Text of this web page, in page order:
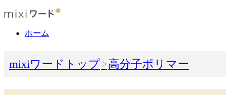
ホーム
mixiワードトップ 高分子ポリマー